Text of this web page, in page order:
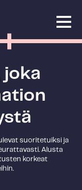
joka
suoritetuiksi ja
Alusta
korkeat